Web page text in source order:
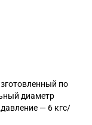
по
диаметр
— 6 кгс/